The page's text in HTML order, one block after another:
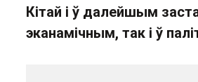
Кітай і ў далейшым
эканамічным, так і ў